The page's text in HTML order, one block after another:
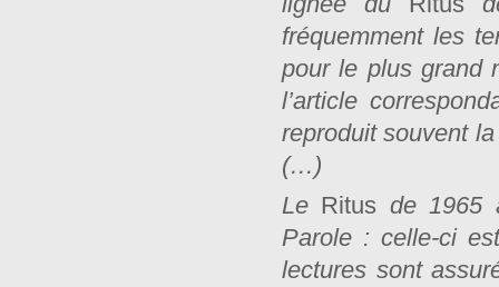
fréquemment les
pour le plus grand
l’article
reproduit souvent
(…)
Le Ritus de 1965
Parole : celle-ci
lectures sont